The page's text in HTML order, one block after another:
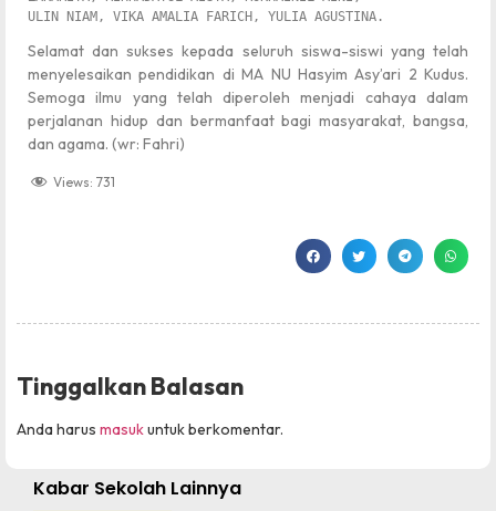
Selamat dan sukses kepada seluruh siswa-siswi yang telah
menyelesaikan pendidikan di MA NU Hasyim Asy’ari 2 Kudus.
Semoga ilmu yang telah diperoleh menjadi cahaya dalam
perjalanan hidup dan bermanfaat bagi masyarakat, bangsa,
dan agama. (wr: Fahri)
Views: 731
Tinggalkan Balasan
Anda harus masukuntuk berkomentar.
Kabar Sekolah Lainnya